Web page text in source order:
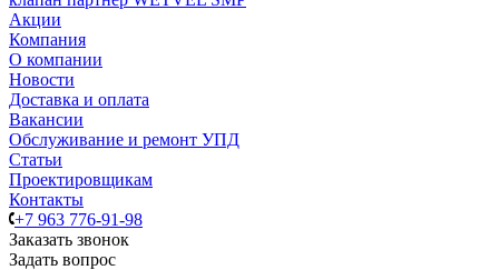
Акции
Компания
О компании
Новости
Доставка и оплата
Вакансии
Обслуживание и ремонт УПД
Статьи
Проектировщикам
Контакты
+7 963 776-91-98
Заказать звонок
Задать вопрос